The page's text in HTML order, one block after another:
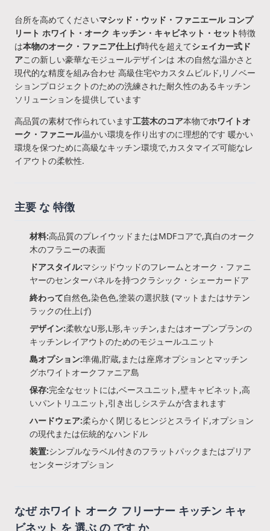
台所を高めてくださいマシッド・ウッド・ファニエール コンプ
リート ホワイト・オーク キッチン・キャビネット・セット特徴
は本物のオーク・ファニア仕上げ時代を超えてシェイカー式ド
アこの新しい豪華なモジュールデザインは 木の自然な温かさと
現代的な精度を組み合わせ 高級住宅やカスタムビルド,リノベー
ションプロジェクトのための洗練された耐久性のあるキッチン
ソリューションを提供しています
高品質の素材で作られています工芸木のコア本物でホワイトオ
ーク・ファニール温かい環境を作り出すのに理想的です 暖かい
環境を保つために高級なキッチン環境で,カスタマイズ可能なレ
イアウトの柔軟性.
主要 な 特徴
材料:高品質のプレイウッドまたはMDFコアで,真白のオーク
木のフラニーの表面
ドアスタイル:マシッドウッドのフレームとオーク・ファニ
ヤーのセンターパネルを持つクラシック・シェーカードア
終わって自然色,染色色,塗装の選択肢 (マットまたはサテン
ラックの仕上げ)
デザイン:柔軟なU形,L形,キッチン,またはオープンプランの
キッチンレイアウトのためのモジュールユニット
島オプション:準備,貯蔵,または座席オプションとマッチン
グホワイトオークファニア島
保存:完全なセットには,ベースユニット,壁キャビネット,高
いパントリユニット,引き出しシステムが含まれます
ハードウェア:柔らかく閉じるヒンジとスライド,オプション
の現代または伝統的なハンドル
装置:シンプルなラベル付きのフラットパックまたはプリア
センタージオプション
なぜ ホワイト オーク フリーナー キッチン キャ
ビネット を 選ぶ の です か